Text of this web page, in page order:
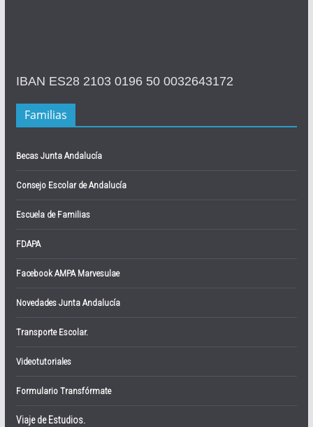
IBAN ES28 2103 0196 50 0032643172
Familias
Becas Junta Andalucía
Consejo Escolar de Andalucía
Escuela de Familias
FDAPA
Facebook AMPA Marvesulae
Novedades Junta Andalucía
Transporte Escolar.
Videotutoriales
Formulario Transfórmate
Viaje de Estudios.